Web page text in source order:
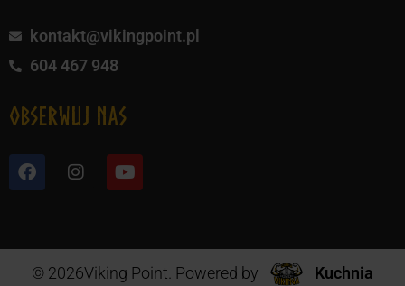
kontakt@vikingpoint.pl
604 467 948
obserwuj nas
© 2026Viking Point. Powered by Kuchnia